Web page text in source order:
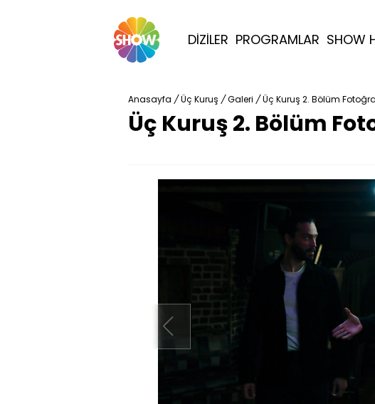
DİZİLER PROGRAMLAR SHOW
Anasayfa / Üç Kuruş / Galeri / Üç Kuruş 2. Bölüm
Üç Kuruş 2. Bölüm